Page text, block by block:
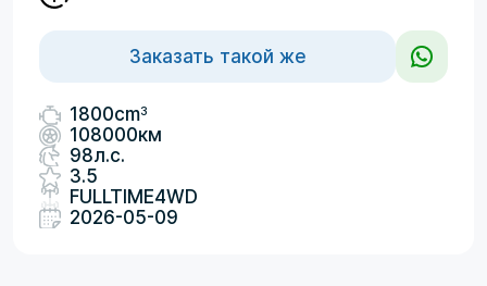
Заказать такой же
1800cm3
108000км
98л.с.
3.5
FULLTIME4WD
2026-05-09